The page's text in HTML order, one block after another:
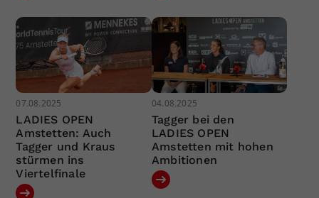
07.08.2025
LADIES OPEN
Amstetten: Auch
Tagger und Kraus
stürmen ins
Viertelfinale
04.08.2025
Tagger bei den
LADIES OPEN
Amstetten mit hohen
Ambitionen